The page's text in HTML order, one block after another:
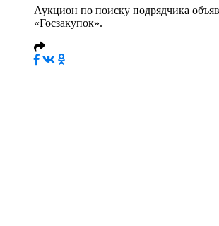
Аукцион по поиску подрядчика
«Госзакупок».